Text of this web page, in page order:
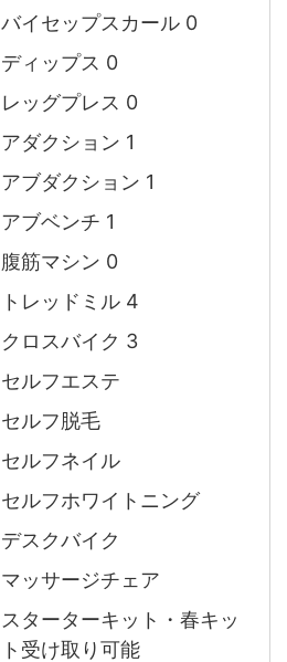
バイセップスカール 0
ディップス 0
レッグプレス 0
アダクション 1
アブダクション 1
アブベンチ 1
腹筋マシン 0
トレッドミル 4
クロスバイク 3
セルフエステ
セルフ脱毛
セルフネイル
セルフホワイトニング
デスクバイク
マッサージチェア
スターターキット・春キッ
ト受け取り可能